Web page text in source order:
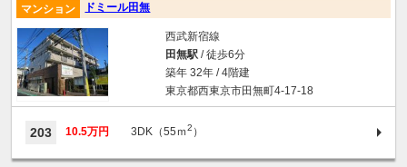
ドミール田無
マンション
西武新宿線
田無駅/ 徒歩6分
築年 32年 / 4階建
東京都西東京市田無町4-17-18
203 10.5万円 3DK（55ｍ2 ）